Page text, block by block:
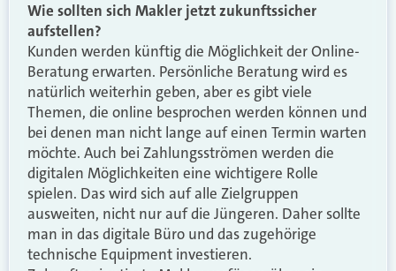
Wie sollten sich Makler jetzt zukunftssicher
aufstellen?
Kunden werden künftig die Möglichkeit der Online-
Beratung erwarten. Persönliche Beratung wird es
natürlich weiterhin geben, aber es gibt viele
Themen, die online besprochen werden können und
bei denen man nicht lange auf einen Termin warten
möchte. Auch bei Zahlungsströmen werden die
digitalen Möglichkeiten eine wichtigere Rolle
spielen. Das wird sich auf alle Zielgruppen
ausweiten, nicht nur auf die Jüngeren. Daher sollte
man in das digitale Büro und das zugehörige
technische Equipment investieren.